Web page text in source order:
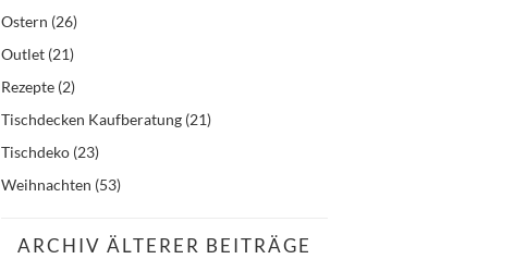
Ostern (26)
Outlet (21)
Rezepte (2)
Tischdecken Kaufberatung (21)
Tischdeko (23)
Weihnachten (53)
ARCHIV ÄLTERER BEITRÄGE